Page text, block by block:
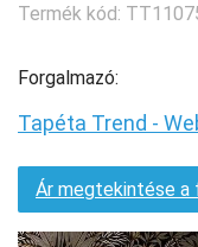
Termék kód:
Forgalmazó:
Tapéta Trend -
Ár megtekintése a